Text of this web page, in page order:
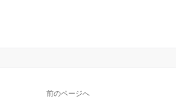
前のページへ